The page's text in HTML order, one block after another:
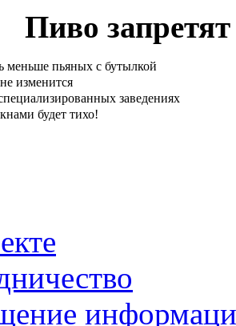
Пиво
меньше пьяных с бутылкой
изменится
заведениях
будет тихо!